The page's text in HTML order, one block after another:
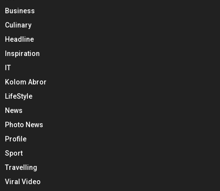
Business
Culinary
Headline
Inspiration
IT
Kolom Abror
LifeStyle
News
Photo News
Profile
Sport
Travelling
Viral Video